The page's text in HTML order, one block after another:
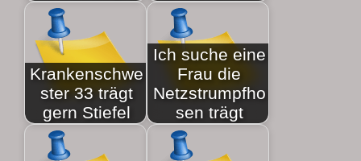
Krankenschwe
ster 33 trägt
gern Stiefel
Ich suche eine
Frau die
Netzstrumpfho
sen trägt